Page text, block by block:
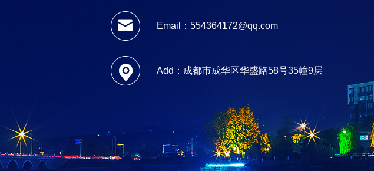
Email：554364172@qq.com
Add：成都市成华区华盛路58号35幢9层